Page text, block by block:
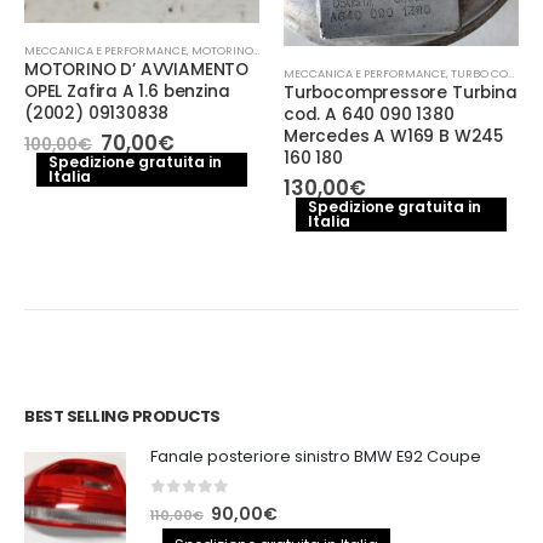
MECCANICA E PERFORMANCE, MOTORINO AVVIAMENTO
MOTORINO D’ AVVIAMENTO
OPEL Zafira A 1.6 benzina
(2002) 09130838
100,00€ Il
prezzo
originale
70,00€Il
prezzo
attuale
Spedizione gratuita in
Italia
MECCANICA E PERFORMANCE,TURBO COMPRESSORE- TURBINA
Turbocompressore Turbina
cod. A 640 090 1380
Mercedes A W169 B W245
160 180
130,00€
Spedizione gratuita in
Italia
BEST SELLING PRODUCTS
Fanale posteriore sinistro BMW E92 Coupe
out of 5
110,00€ Il90,00€Il